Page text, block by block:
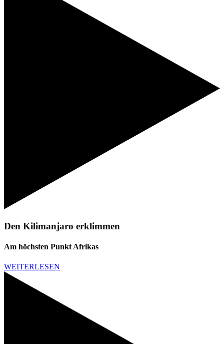
Den Kilimanjaro erklimmen
Am höchsten Punkt Afrikas
WEITERLESEN